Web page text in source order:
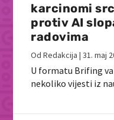
karcinomi
protiv AI
radovima
OdRedakcija |31. maj
U formatu Brifing
nekoliko vijesti iz